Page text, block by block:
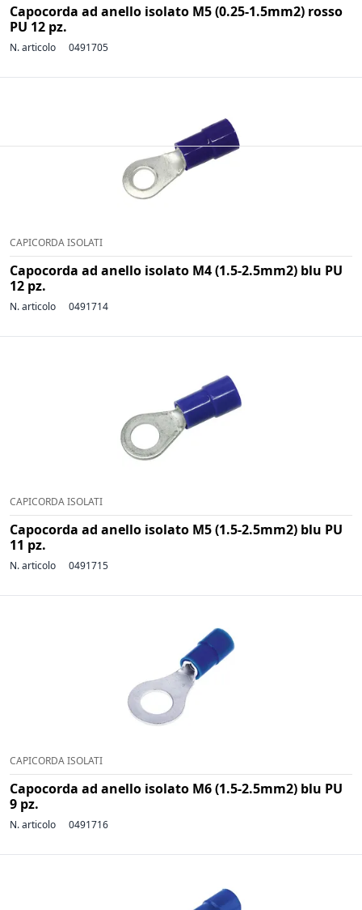
Capocorda ad anello isolato M5 (0.25-1.5mm2) rosso
PU 12 pz.
N. articolo 0491705
CAPICORDA ISOLATI
Capocorda ad anello isolato M4 (1.5-2.5mm2) blu PU
12 pz.
N. articolo 0491714
CAPICORDA ISOLATI
Capocorda ad anello isolato M5 (1.5-2.5mm2) blu PU
11 pz.
N. articolo 0491715
CAPICORDA ISOLATI
Capocorda ad anello isolato M6 (1.5-2.5mm2) blu PU
9 pz.
N. articolo 0491716